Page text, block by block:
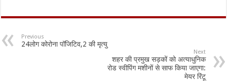
e
b
o
at
sA
p
ai
l
ar
Previous
24लोग कोरोना पॉजिटिव,2 की मृत्यु
Next
शहर की प्रमुख सड़कों को अत्याधुनिक
रोड स्वीपिंग मशीनों से साफ किया जाएगा:
मेयर रिंटू